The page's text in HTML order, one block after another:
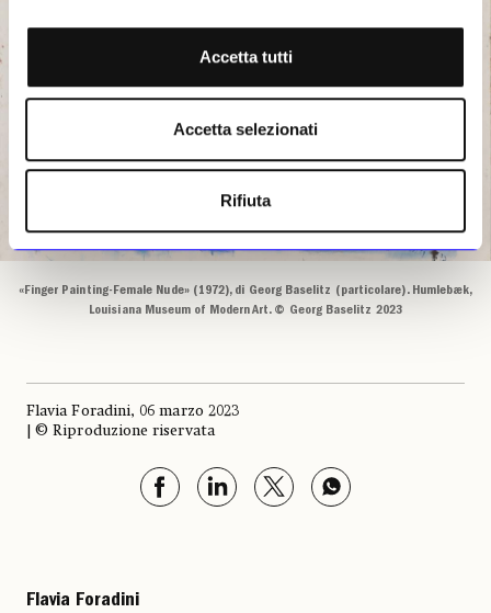
Accetta tutti
Accetta selezionati
Rifiuta
«Finger Painting-Female Nude» (1972), di Georg Baselitz (particolare). Humlebæk,
Louisiana Museum of Modern Art. © Georg Baselitz 2023
Flavia Foradini, 06 marzo 2023
| © Riproduzione riservata
Flavia Foradini